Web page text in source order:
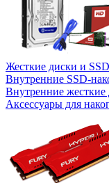
Жесткие диски и
Внутренние SSD-
Внутренние
Аксессуары для